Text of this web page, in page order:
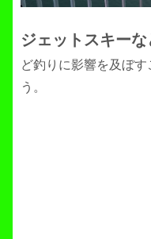
ジェットスキーな
ど釣りに影響を及ぼ
う。